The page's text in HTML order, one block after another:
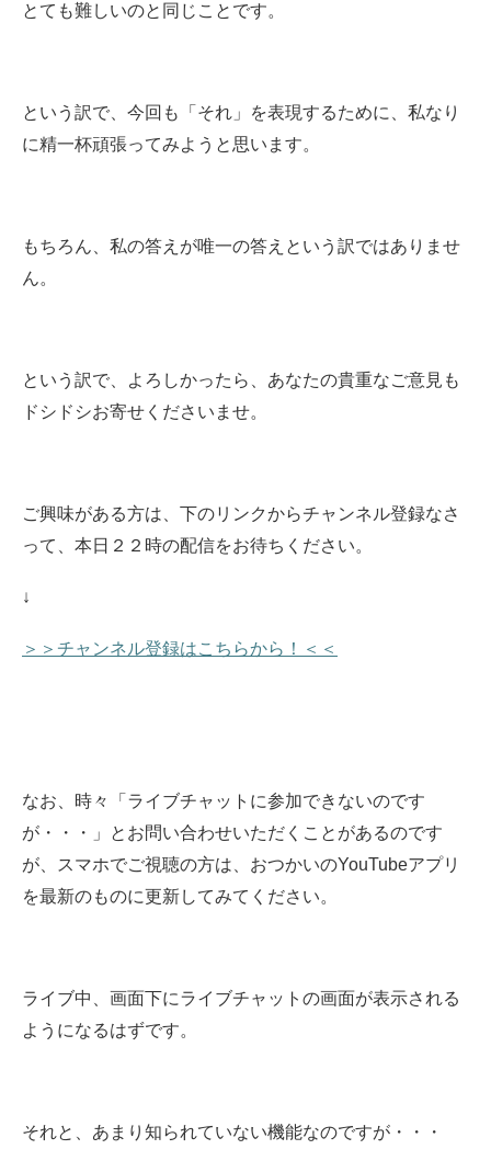
とても難しいのと同じことです。
という訳で、今回も「それ」を表現するために、私なり
に精一杯頑張ってみようと思います。
もちろん、私の答えが唯一の答えという訳ではありませ
ん。
という訳で、よろしかったら、あなたの貴重なご意見も
ドシドシお寄せくださいませ。
ご興味がある方は、下のリンクからチャンネル登録なさ
って、本日２２時の配信をお待ちください。
↓
＞＞チャンネル登録はこちらから！＜＜
なお、時々「ライブチャットに参加できないのです
が・・・」とお問い合わせいただくことがあるのです
が、スマホでご視聴の方は、おつかいのYouTubeアプリ
を最新のものに更新してみてください。
ライブ中、画面下にライブチャットの画面が表示される
ようになるはずです。
それと、あまり知られていない機能なのですが・・・